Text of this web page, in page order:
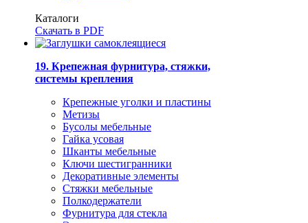
Каталоги
Скачать в PDF
19. Крепежная фурнитура, стяжки,
системы крепления
Крепежные уголки и пластины
Метизы
Бусолы мебельные
Гайка усовая
Шканты мебельные
Ключи шестигранники
Декоративные элементы
Стяжки мебельные
Полкодержатели
Фурнитура для стекла